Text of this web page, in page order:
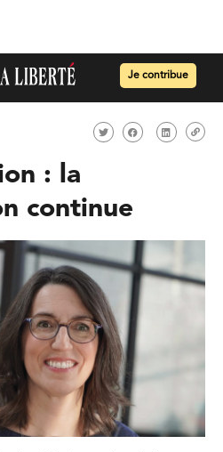
Je contribue
: la
continue